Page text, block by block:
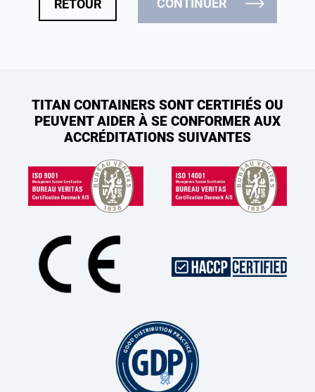
RETOUR CONTINUER
TITAN CONTAINERS SONT CERTIFIÉS OU
PEUVENT AIDER À SE CONFORMER AUX
ACCRÉDITATIONS SUIVANTES